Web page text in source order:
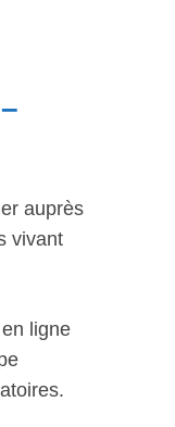
auprès
vivant
ligne